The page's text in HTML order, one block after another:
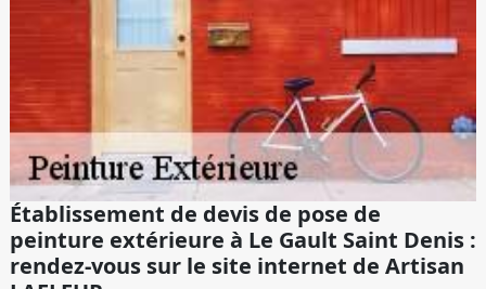
Établissement de devis de pose de
peinture extérieure à Le Gault Saint Denis :
rendez-vous sur le site internet de Artisan